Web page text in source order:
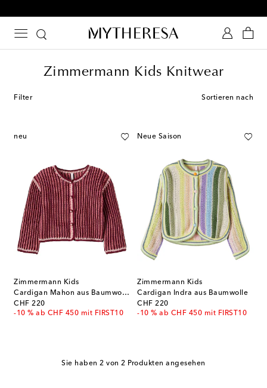
Zimmermann Kids Knitwear
Filter Sortieren nach
neu
Zimmermann Kids
Cardigan Mahon aus Baumwolle
CHF 220
original price
-10 % ab CHF 450 mit FIRST10
Neue Saison
Zimmermann Kids
Cardigan Indra aus Baumwolle
CHF 220
original price
-10 % ab CHF 450 mit FIRST10
Sie haben 2 von 2 Produkten angesehen